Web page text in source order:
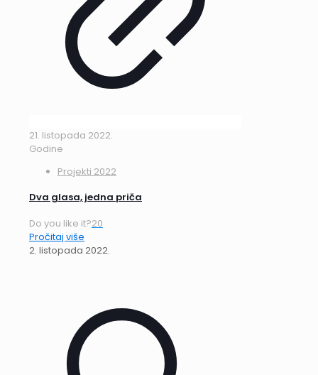
21. listopada 2022.
Godine
Projekti 2022
Dva glasa, jedna priča
Do you like it?20
Pročitaj više
2. listopada 2022.